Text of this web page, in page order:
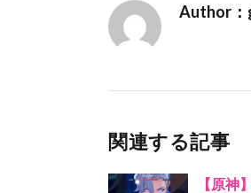
Author：
関連する記事
【原神